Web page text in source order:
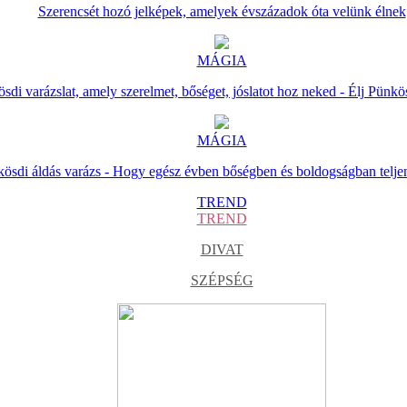
Szerencsét hozó jelképek, amelyek évszázadok óta velünk élnek
MÁGIA
varázslat, amely szerelmet, bőséget, jóslatot hoz neked - Élj
MÁGIA
áldás varázs - Hogy egész évben bőségben és boldogságban
TREND
TREND
DIVAT
SZÉPSÉG